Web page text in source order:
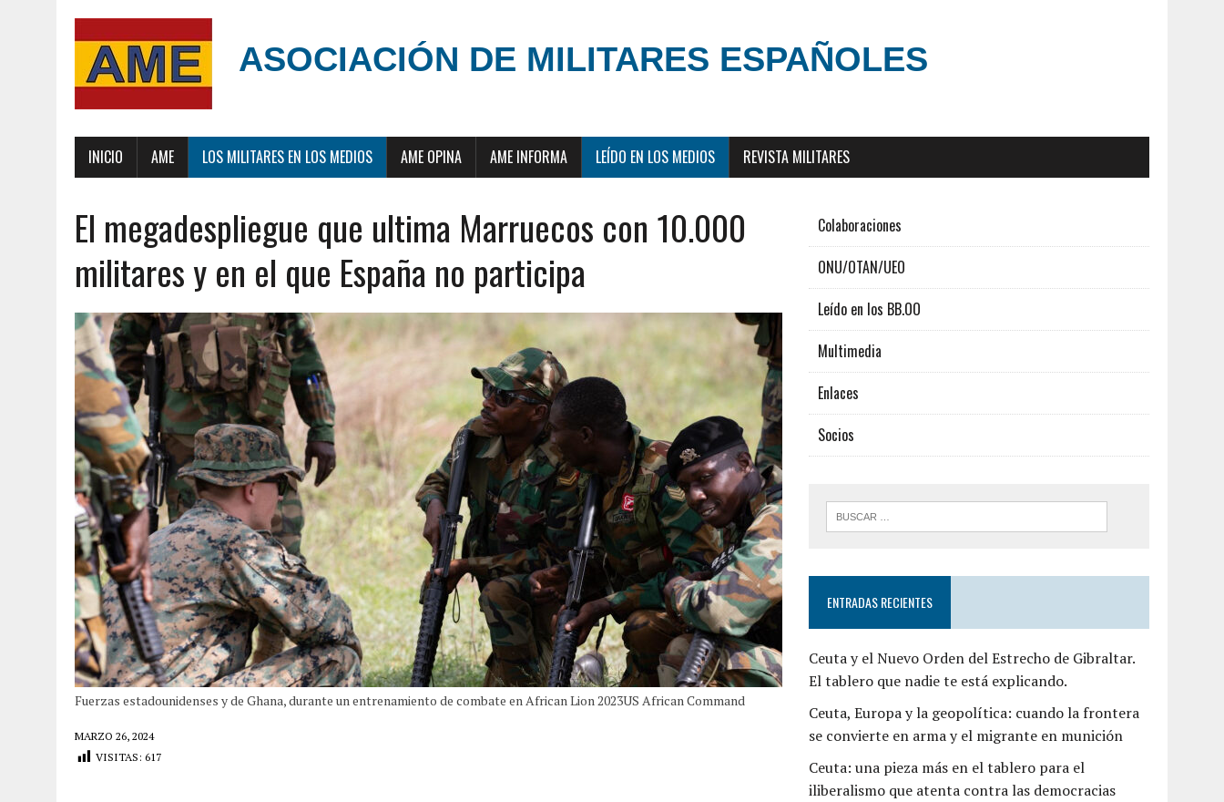
ASOCIACIÓN DE MILITARES ESPAÑOLES
INICIO AME LOS MILITARES EN LOS MEDIOS AME OPINA AME INFORMA LEÍDO EN LOS MEDIOS REVISTA MILITARES
El megadespliegue que ultima Marruecos con 10.000
militares y en el que España no participa
Fuerzas estadounidenses y de Ghana, durante un entrenamiento de combate en African Lion 2023US African Command
MARZO 26, 2024
VISITAS: 617
Colaboraciones
ONU/OTAN/UEO
Leído en los BB.OO
Multimedia
Enlaces
Socios
ENTRADAS RECIENTES
Ceuta y el Nuevo Orden del Estrecho de Gibraltar.
El tablero que nadie te está explicando.
Ceuta, Europa y la geopolítica: cuando la frontera
se convierte en arma y el migrante en munición
Ceuta: una pieza más en el tablero para el
iliberalismo que atenta contra las democracias